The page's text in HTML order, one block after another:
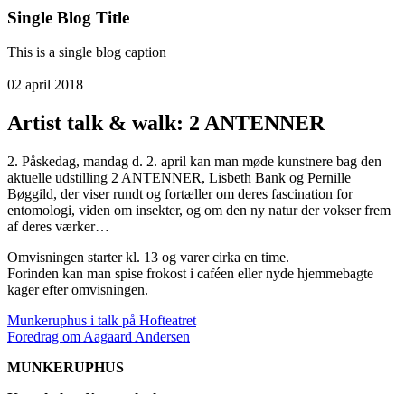
Single Blog Title
This is a single blog caption
02 april 2018
Artist talk & walk: 2 ANTENNER
2. Påskedag, mandag d. 2. april kan man møde kunstnere bag den
aktuelle udstilling 2 ANTENNER, Lisbeth Bank og Pernille
Bøggild, der viser rundt og fortæller om deres fascination for
entomologi, viden om insekter, og om den ny natur der vokser frem
af deres værker…
Omvisningen starter kl. 13 og varer cirka en time.
Forinden kan man spise frokost i caféen eller nyde hjemmebagte
kager efter omvisningen.
Munkeruphus i talk på Hofteatret
Foredrag om Aagaard Andersen
MUNKERUPHUS